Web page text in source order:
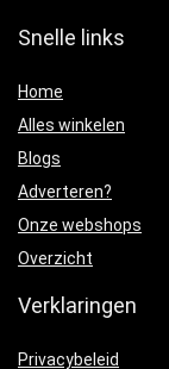
Snelle links
Home
Alles winkelen
Blogs
Adverteren?
Onze webshops
Overzicht
Verklaringen
Privacybeleid